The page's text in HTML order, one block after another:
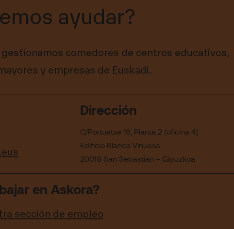
ayudar?
gestionamos comedores de centros educativos,
y empresas de Euskadi.
Dirección
C/Portuetxe 16, Planta 2 (oficina 4)
Edificio Blanca Vinuesa
20018 San Sebastián – Gipuzkoa
en Askora?
sección de empleo